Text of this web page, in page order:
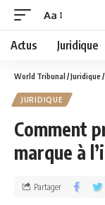
Aa
Actus Juridique
World Tribunal /Juridique /
JURIDIQUE
Comment
marque à
Partager